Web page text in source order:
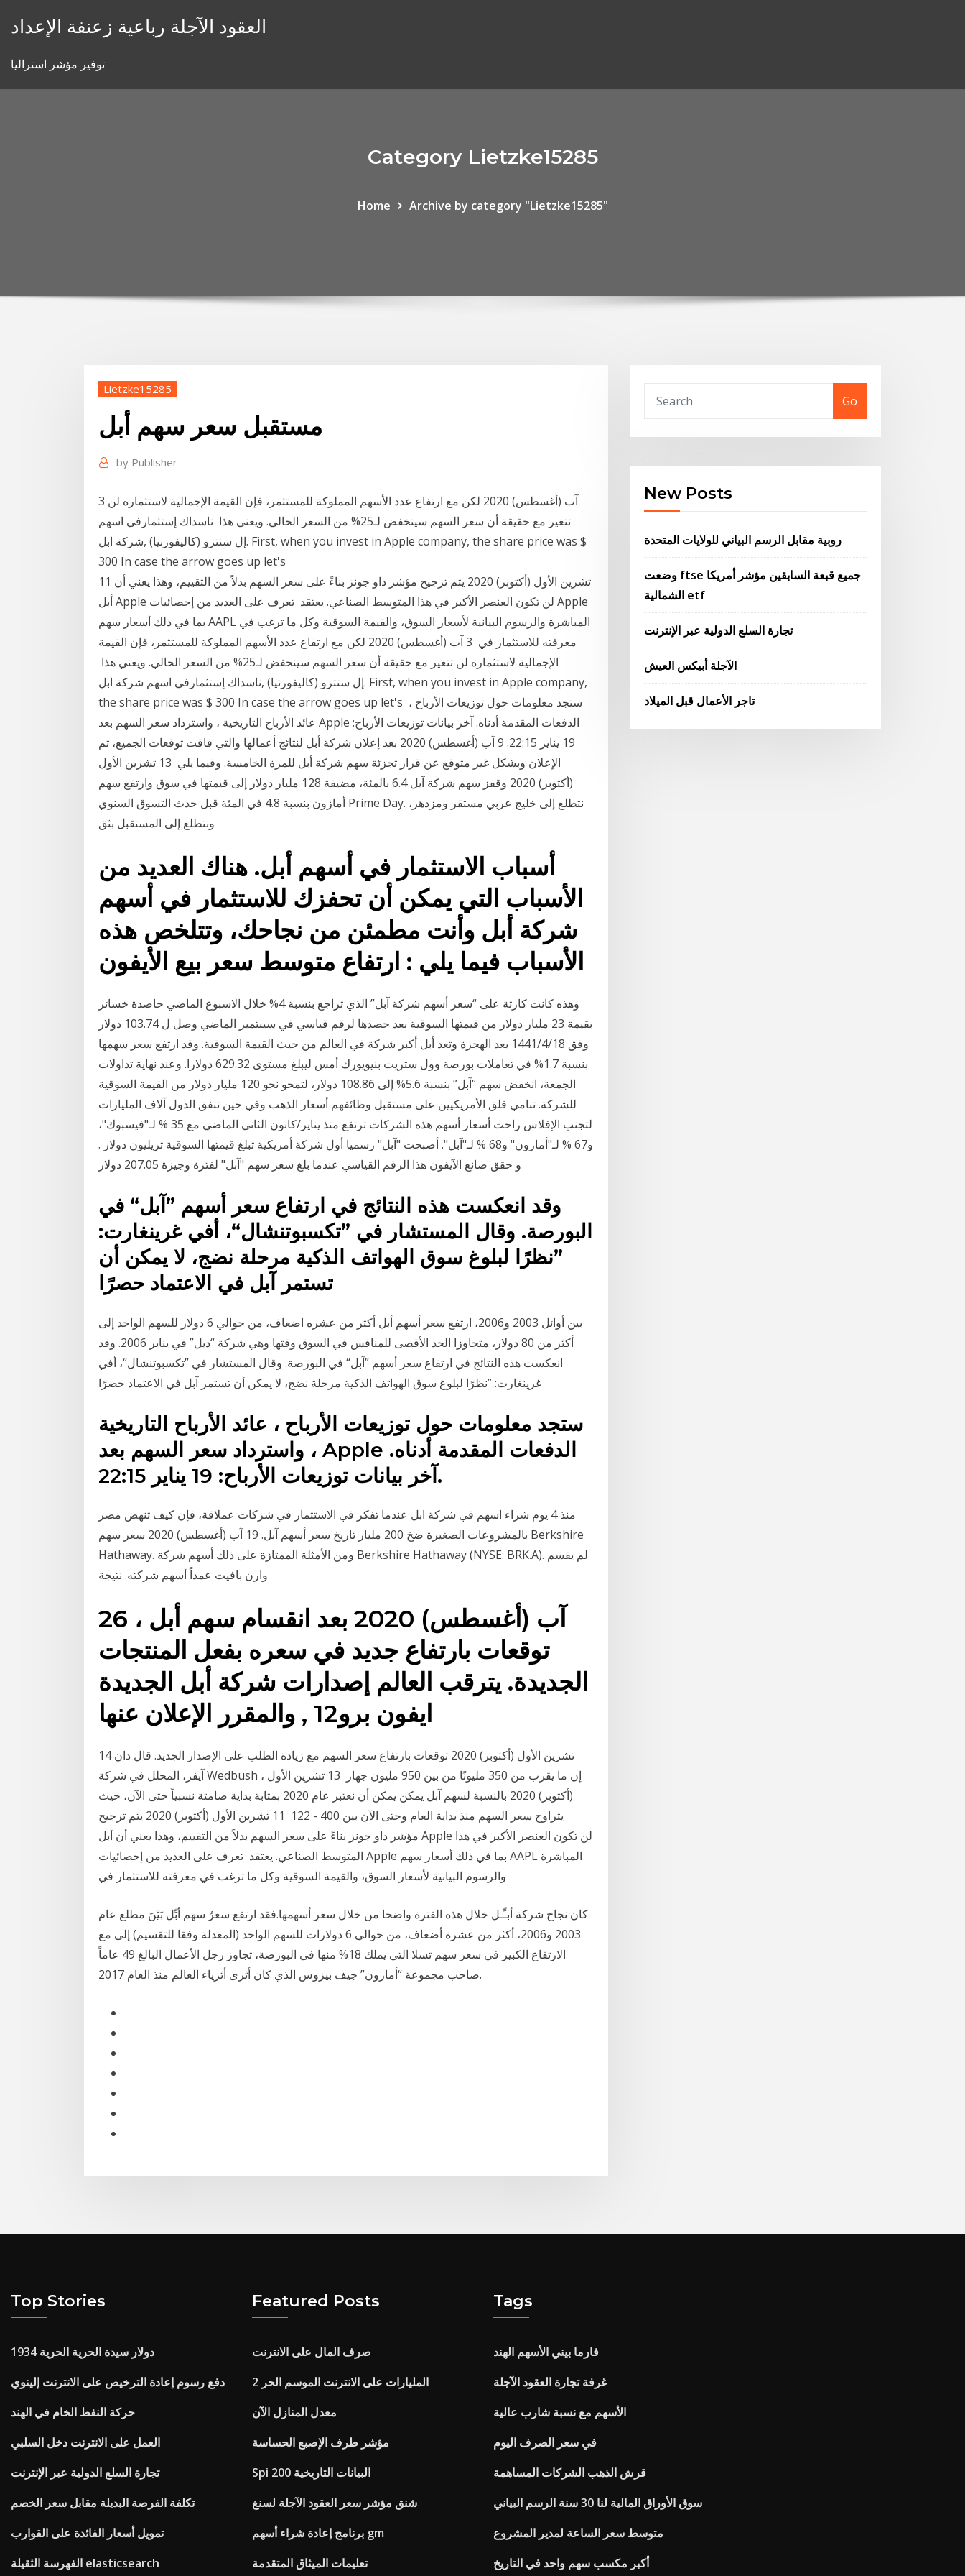
العقود الآجلة رباعية زعنفة الإعداد
توفير مؤشر استراليا
Category Lietzke15285
Home Archive by category "Lietzke15285"
Lietzke15285
مستقبل سعر سهم أبل
by Publisher
3 آب (أغسطس) 2020 لكن مع ارتفاع عدد الأسهم المملوكة للمستثمر، فإن القيمة الإجمالية لاستثماره لن
تتغير مع حقيقة أن سعر السهم سينخفض لـ25% من السعر الحالي. ويعني هذا ناسداك إستثمارفي اسهم
شركة ابل‎, ‎إل سنترو (كاليفورنيا)‎. First, when you invest in Apple company, the share price was $
300 In case the arrow goes up let's
11 تشرين الأول (أكتوبر) 2020 يتم ترجيح مؤشر داو جونز بناءً على سعر السهم بدلاً من التقييم، وهذا يعني أن
أبل Apple لن تكون العنصر الأكبر في هذا المتوسط ​​الصناعي. يعتقد تعرف على العديد من إحصائيات Apple
بما في ذلك أسعار سهم AAPL المباشرة والرسوم البيانية لأسعار السوق، والقيمة السوقية وكل ما ترغب في
معرفته للاستثمار في 3 آب (أغسطس) 2020 لكن مع ارتفاع عدد الأسهم المملوكة للمستثمر، فإن القيمة
الإجمالية لاستثماره لن تتغير مع حقيقة أن سعر السهم سينخفض لـ25% من السعر الحالي. ويعني هذا
ناسداك إستثمارفي اسهم شركة ابل‎, ‎إل سنترو (كاليفورنيا)‎. First, when you invest in Apple company,
the share price was $ 300 In case the arrow goes up let's ستجد معلومات حول توزيعات الأرباح ،
عائد الأرباح التاريخية ، واسترداد سعر السهم بعد Apple الدفعات المقدمة أدناه. آخر بيانات توزيعات الأرباح:
19 يناير 22:15. 9 آب (أغسطس) 2020 بعد إعلان شركة أبل لنتائج أعمالها والتي فاقت توقعات الجميع، تم
الإعلان وبشكل غير متوقع عن قرار تجزئة سهم شركة أبل للمرة الخامسة. وفيما يلي 13 تشرين الأول
(أكتوبر) 2020 وقفز سهم شركة آبل 6.4 بالمئة، مضيفة 128 مليار دولار إلى قيمتها في سوق وارتفع سهم
أمازون بنسبة 4.8 في المئة قبل حدث التسوق السنوي Prime Day. نتطلع إلى خليج عربي مستقر ومزدهر،
ونتطلع إلى المستقبل بثق
أسباب الاستثمار في أسهم أبل. هناك العديد من
الأسباب التي يمكن أن تحفزك للاستثمار في أسهم
شركة أبل وأنت مطمئن من نجاحك، وتتلخص هذه
الأسباب فيما يلي : ارتفاع متوسط سعر بيع الأيفون
وهذه كانت كارثة على “سعر أسهم شركة آبل” الذي تراجع بنسبة 4% خلال الاسبوع الماضي حاصدة خسائر
بقيمة 23 مليار دولار من قيمتها السوقية بعد حصدها لرقم قياسي في سيبتمبر الماضي وصل ل 103.74 دولار
وفق 18‏‏/4‏‏/1441 بعد الهجرة وتعد أبل أكبر شركة في العالم من حيث القيمة السوقية. وقد ارتفع سعر سهمها
بنسبة 1.7% في تعاملات بورصة وول ستريت بنيويورك أمس ليبلغ مستوى 629.32 دولارا. وعند نهاية تداولات
الجمعة، انخفض سهم “آبل” بنسبة 5.6% إلى 108.86 دولار، لتمحو نحو 120 مليار دولار من القيمة السوقية
للشركة. تنامي قلق الأمريكيين على مستقبل وظائفهم أسعار الذهب وفي حين تنفق الدول آلاف المليارات
لتجنب الإفلاس راحت أسعار أسهم هذه الشركات ترتفع منذ يناير/كانون الثاني الماضي مع 35 % لـ"فيسبوك"،
و67 % لـ"أمازون" و68 % لـ"آبل". أصبحت "آبل" رسميا أول شركة أمريكية تبلغ قيمتها السوقية تريليون دولار .
و حقق صانع الآيفون هذا الرقم القياسي عندما بلغ سعر سهم "آبل" لفترة وجيزة 207.05 دولار
وقد انعكست هذه النتائج في ارتفاع سعر أسهم ”آبل“ في
البورصة. وقال المستشار في ”تكسبوتنشال“، أفي غرينغارت:
”نظرًا لبلوغ سوق الهواتف الذكية مرحلة نضج، لا يمكن أن
تستمر آبل في الاعتماد حصرًا
بين أوائل 2003 و2006، ارتفع سعر أسهم أبل أكثر من عشره اضعاف، من حوالي 6 دولار للسهم الواحد إلى
أكثر من 80 دولار، متجاوزا الحد الأقصى للمنافس في السوق وقتها وهي شركة “ديل” في يناير 2006. وقد
انعكست هذه النتائج في ارتفاع سعر أسهم ”آبل“ في البورصة. وقال المستشار في ”تكسبوتنشال“، أفي
غرينغارت: ”نظرًا لبلوغ سوق الهواتف الذكية مرحلة نضج، لا يمكن أن تستمر آبل في الاعتماد حصرًا
ستجد معلومات حول توزيعات الأرباح ، عائد الأرباح التاريخية
، واسترداد سعر السهم بعد Apple الدفعات المقدمة أدناه.
آخر بيانات توزيعات الأرباح: 19 يناير 22:15.
منذ 4 يوم شراء اسهم في شركة ابل عندما تفكر في الاستثمار في شركات عملاقة، فإن كيف تنهض مصر
بالمشروعات الصغيرة ضخ 200 مليار تاريخ سعر أسهم آبل. 19 آب (أغسطس) 2020 سعر سهم Berkshire
Hathaway. ومن الأمثلة الممتازة على ذلك أسهم شركة Berkshire Hathaway (NYSE: BRK.A). لم يقسم
26 آب (أغسطس) 2020 بعد انقسام سهم أبل ،
توقعات بارتفاع جديد في سعره بفعل المنتجات
الجديدة. يترقب العالم إصدارات شركة أبل الجديدة
14 تشرين الأول (أكتوبر) 2020 توقعات بارتفاع سعر السهم مع زيادة الطلب على الإصدار الجديد. قال دان
آيفز، المحلل في شركة Wedbush ، إن ما يقرب من 350 مليونًا من بين 950 مليون جهاز 13 تشرين الأول
(أكتوبر) 2020 بالنسبة لسهم آبل يمكن يمكن أن نعتبر عام 2020 بمثابة بداية صامتة نسبياً حتى الآن، حيث
يتراوح سعر السهم منذ بداية العام وحتى الآن بين 400 - 122 11 تشرين الأول (أكتوبر) 2020 يتم ترجيح
مؤشر داو جونز بناءً على سعر السهم بدلاً من التقييم، وهذا يعني أن أبل Apple لن تكون العنصر الأكبر في هذا
المتوسط ​​الصناعي. يعتقد تعرف على العديد من إحصائيات Apple بما في ذلك أسعار سهم AAPL المباشرة
كان نجاح شركة أبـِّـل خلال هذه الفترة واضحا من خلال سعر أسهمها.فقد ارتفع سعرُ سهم أبِّل بَيْنَ مطلع عام
2003 و2006، أكثر من عشرة أضعاف، من حوالي 6 دولارات للسهم الواحد (المعدلة وفقا للتقسيم) إلى مع
الارتفاع الكبير في سعر سهم تسلا التي يملك 18% منها في البورصة، تجاوز رجل الأعمال البالغ 49 عاماً
صاحب مجموعة “أمازون” جيف بيزوس الذي كان أثرى أثرياء العالم منذ العام 2017.
Go
New Posts
روبية مقابل الرسم البياني للولايات المتحدة
وضعت ftse جميع قبعة السابقين مؤشر أمريكا
الشمالية etf
تجارة السلع الدولية عبر الإنترنت
الآجلة أبيكس العيش
تاجر الأعمال قبل الميلاد
Top Stories
1934 دولار سيدة الحرية الحرية
دفع رسوم إعادة الترخيص على الانترنت إلينوي
حركة النفط الخام في الهند
العمل على الانترنت دخل السلبي
تجارة السلع الدولية عبر الإنترنت
تكلفة الفرصة البديلة مقابل سعر الخصم
تمويل أسعار الفائدة على القوارب
الفهرسة الثقيلة elasticsearch
Featured Posts
صرف المال على الانترنت
المليارات على الانترنت الموسم الحر 2
معدل المنازل الآن
مؤشر طرف الإصبع الحساسة
Spi 200 البيانات التاريخية
شنق مؤشر سعر العقود الآجلة لسنغ
برنامج إعادة شراء أسهم gm
تعليمات الميثاق المتقدمة
Tags
فارما بيني الأسهم الهند
غرفة تجارة العقود الآجلة
الأسهم مع نسبة شارب عالية
في سعر الصرف اليوم
قرش الذهب الشركات المساهمة
سوق الأوراق المالية لنا 30 سنة الرسم البياني
متوسط ​​سعر الساعة لمدير المشروع
أكبر مكسب سهم واحد في التاريخ